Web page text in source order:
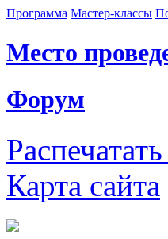
Программа Мастер-классы
Место
Форум
Карта сайта